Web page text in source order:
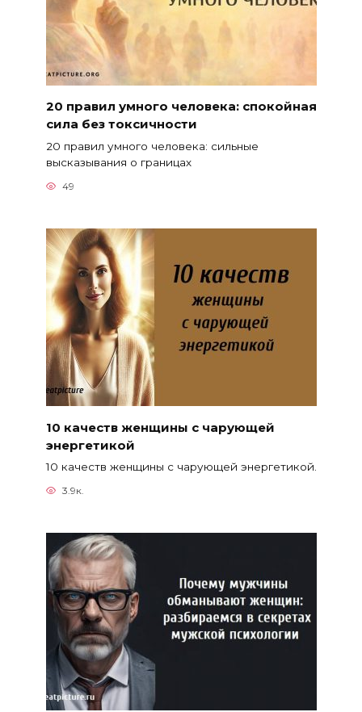
20 правил умного человека: спокойная
сила без токсичности
20 правил умного человека: сильные
высказывания о границах
49
10 качеств женщины с чарующей
энергетикой
10 качеств женщины с чарующей энергетикой.
3.9к.